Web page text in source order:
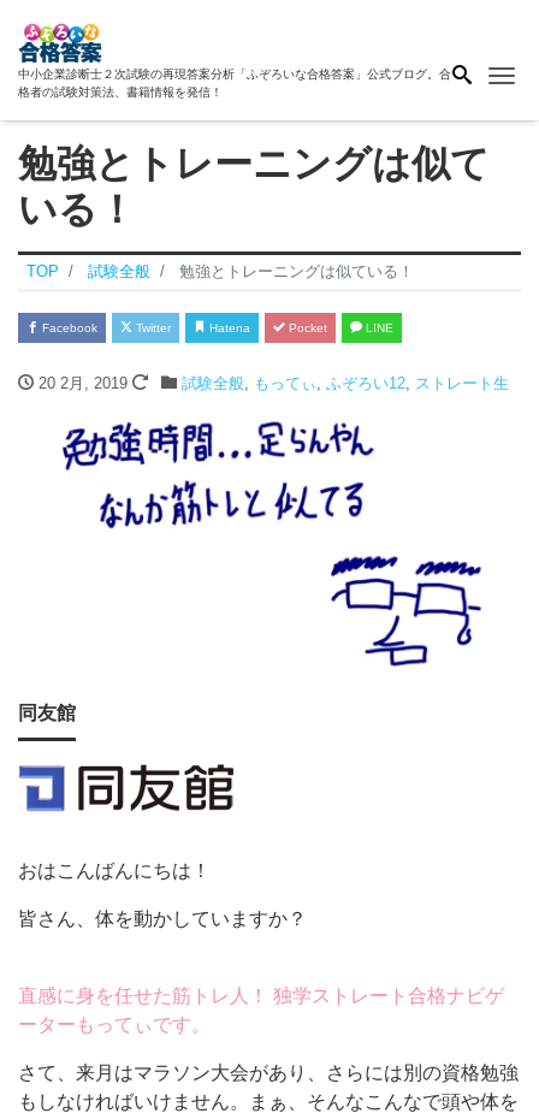
中小企業診断士２次試験の再現答案分析「ふぞろいな合格答案」公式ブログ。合
格者の試験対策法、書籍情報を発信！
勉強とトレーニングは似て
いる！
TOP 試験全般 勉強とトレーニングは似ている！
Facebook Twitter Hatena Pocket LINE
20 2月, 2019 試験全般, もってぃ ふぞろい12, ストレート生
同友館
おはこんばんにちは！
皆さん、体を動かしていますか？
直感に身を任せた筋トレ人！ 独学ストレート合格ナビゲ
ーターもってぃです。
さて、来月はマラソン大会があり、さらには別の資格勉強
もしなければいけません。まぁ、そんなこんなで頭や体を